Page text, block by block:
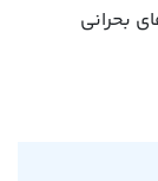
بحرانی